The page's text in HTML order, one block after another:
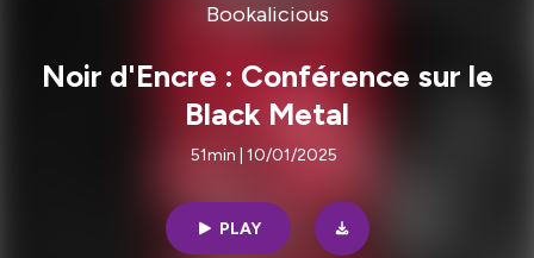
Bookalicious
Noir d'Encre : Conférence sur le
Black Metal
51min | 10/01/2025
PLAY